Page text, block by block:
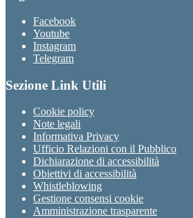
Facebook
Youtube
Instagram
Telegram
Sezione Link Utili
Cookie policy
Note legali
Informativa Privacy
Ufficio Relazioni con il Pubblico
Dichiarazione di accessibilità
Obiettivi di accessibilità
Whistleblowing
Gestione consensi cookie
Amministrazione trasparente